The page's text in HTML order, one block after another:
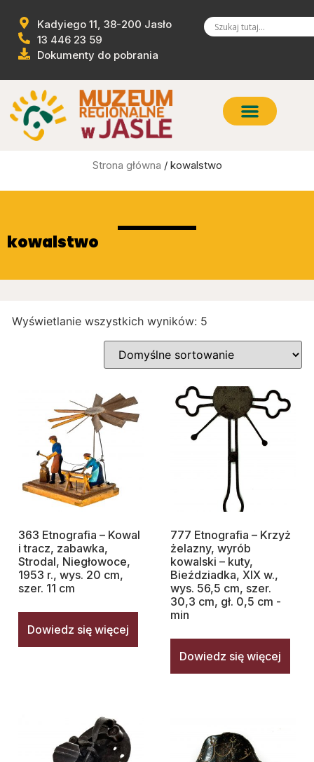
Kadyiego 11, 38-200 Jasło
13 446 23 59
Dokumenty do pobrania
Strona główna / kowalstwo
kowalstwo
Wyświetlanie wszystkich wyników: 5
363 Etnografia – Kowal
i tracz, zabawka,
Strodal, Niegłowoce,
1953 r., wys. 20 cm,
szer. 11 cm
Dowiedz się więcej
777 Etnografia – Krzyż
żelazny, wyrób
kowalski – kuty,
Bieździadka, XIX w.,
wys. 56,5 cm, szer.
30,3 cm, gł. 0,5 cm -
min
Dowiedz się więcej